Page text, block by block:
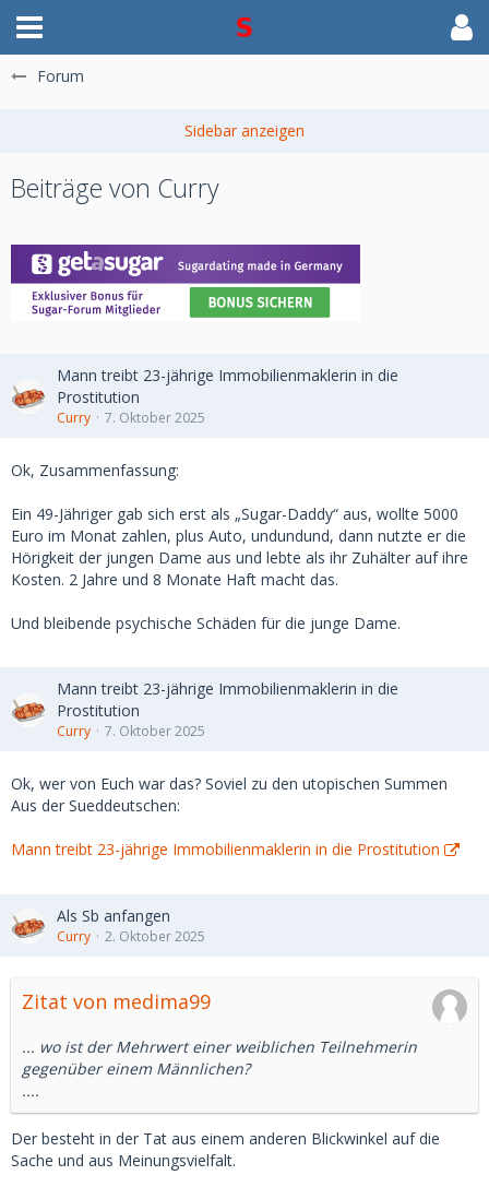
Forum
Beiträge von Curry
Mann treibt 23-jährige Immobilienmaklerin in die
Prostitution
Curry 7. Oktober 2025
Ok, Zusammenfassung:
Ein 49-Jähriger gab sich erst als „Sugar-Daddy“ aus, wollte 5000
Euro im Monat zahlen, plus Auto, undundund, dann nutzte er die
Hörigkeit der jungen Dame aus und lebte als ihr Zuhälter auf ihre
Kosten. 2 Jahre und 8 Monate Haft macht das.
Und bleibende psychische Schäden für die junge Dame.
Mann treibt 23-jährige Immobilienmaklerin in die
Prostitution
Curry 7. Oktober 2025
Ok, wer von Euch war das? Soviel zu den utopischen Summen
Aus der Sueddeutschen:
Mann treibt 23-jährige Immobilienmaklerin in die Prostitution
Als Sb anfangen
Curry 2. Oktober 2025
Zitat von medima99
... wo ist der Mehrwert einer weiblichen Teilnehmerin
gegenüber einem Männlichen?
....
Der besteht in der Tat aus einem anderen Blickwinkel auf die
Sache und aus Meinungsvielfalt.